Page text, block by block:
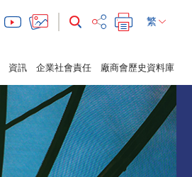
繁
資訊 企業社會責任 廠商會歷史資料庫